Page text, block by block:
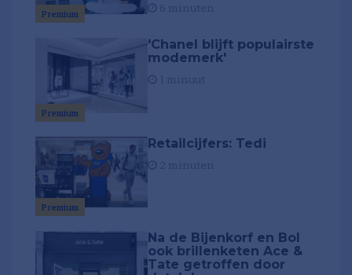
Premium
Premium
'Chanel blijft populairste
modemerk'
Premium
Retailcijfers: Tedi
Na de Bijenkorf en Bol
ook brillenketen Ace &
Tate getroffen door